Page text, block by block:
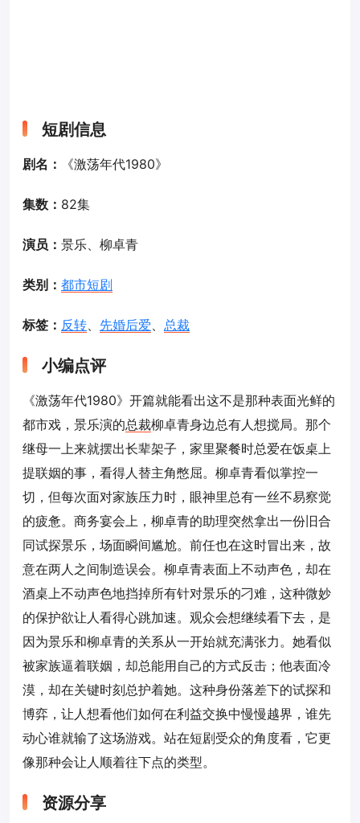
短剧信息
剧名： 《激荡年代1980》
集数： 82集
演员： 景乐、柳卓青
类别： 都市短剧
标签： 反转、 先婚后爱、 总裁
小编点评
《激荡年代1980》开篇就能看出这不是那种表面光鲜的
都市戏，景乐演的总裁柳卓青身边总有人想搅局。那个
继母一上来就摆出长辈架子，家里聚餐时总爱在饭桌上
提联姻的事，看得人替主角憋屈。柳卓青看似掌控一
切，但每次面对家族压力时，眼神里总有一丝不易察觉
的疲惫。商务宴会上，柳卓青的助理突然拿出一份旧合
同试探景乐，场面瞬间尴尬。前任也在这时冒出来，故
意在两人之间制造误会。柳卓青表面上不动声色，却在
酒桌上不动声色地挡掉所有针对景乐的刁难，这种微妙
的保护欲让人看得心跳加速。观众会想继续看下去，是
因为景乐和柳卓青的关系从一开始就充满张力。她看似
被家族逼着联姻，却总能用自己的方式反击；他表面冷
漠，却在关键时刻总护着她。这种身份落差下的试探和
博弈，让人想看他们如何在利益交换中慢慢越界，谁先
动心谁就输了这场游戏。站在短剧受众的角度看，它更
像那种会让人顺着往下点的类型。
资源分享